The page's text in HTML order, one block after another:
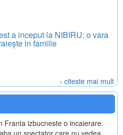
a inceput la NIBIRU: o vara
in familie
› citeste mai mult
Franta izbucneste o incaierare.
un spectator care nu vedea